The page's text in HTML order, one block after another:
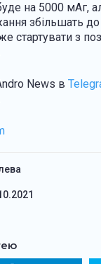
на 5000 мАг,
збільшать до
стартувати з
News в